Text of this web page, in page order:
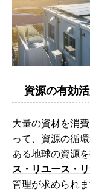
資源の有効
大量の資材を消
って、資源の循
ある地球の資源
ス・リユース・リ
管理が求められま